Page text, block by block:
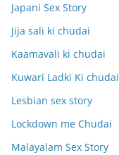
Japani Sex Story
Jija sali ki chudai
Kaamavali ki chudai
Kuwari Ladki Ki chudai
Lesbian sex story
Lockdown me Chudai
Malayalam Sex Story